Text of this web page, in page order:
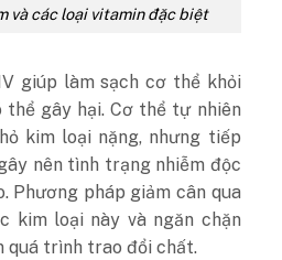
và các loại vitamin đặc biệt
giúp làm sạch cơ thể khỏi
thể gây hại. Cơ thể tự nhiên
kim loại nặng, nhưng tiếp
nên tình trạng nhiễm độc
Phương pháp giảm cân qua
kim loại này và ngăn chặn
quá trình trao đổi chất.